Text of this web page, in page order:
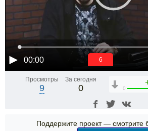
00:00 6
Просмотры
9
За сегодня
0 0
Поддержите проект — смотрите